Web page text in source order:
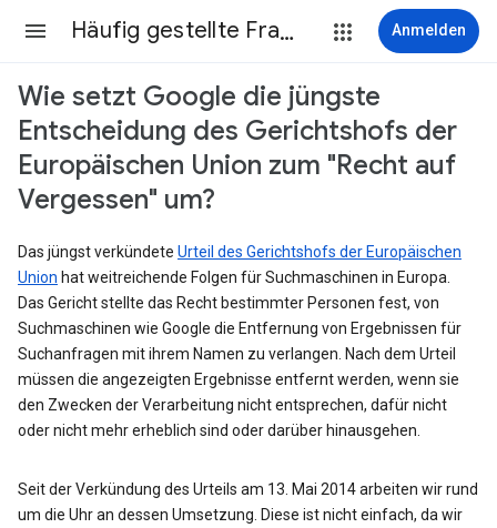
Häufig gestellte Fragen Anmelden
Wie setzt Google die jüngste
Entscheidung des Gerichtshofs der
Europäischen Union zum "Recht auf
Vergessen" um?
Das jüngst verkündete Urteil des Gerichtshofs der Europäischen
Union hat weitreichende Folgen für Suchmaschinen in Europa.
Das Gericht stellte das Recht bestimmter Personen fest, von
Suchmaschinen wie Google die Entfernung von Ergebnissen für
Suchanfragen mit ihrem Namen zu verlangen. Nach dem Urteil
müssen die angezeigten Ergebnisse entfernt werden, wenn sie
den Zwecken der Verarbeitung nicht entsprechen, dafür nicht
oder nicht mehr erheblich sind oder darüber hinausgehen.
Seit der Verkündung des Urteils am 13. Mai 2014 arbeiten wir rund
um die Uhr an dessen Umsetzung. Diese ist nicht einfach, da wir